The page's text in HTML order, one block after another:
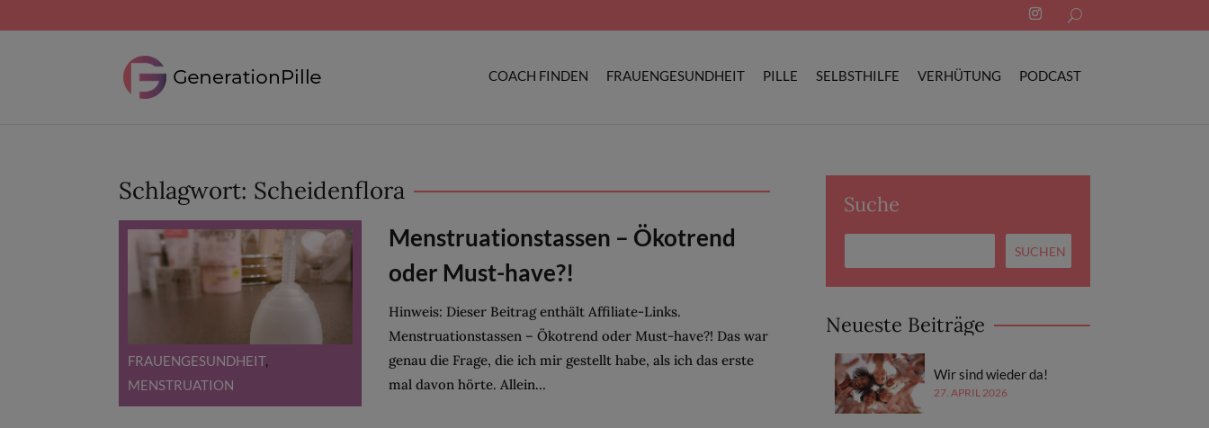
for:
COACH FINDEN FRAUENGESUNDHEIT PILLE SELBSTHILFE VERHÜTUNG PODCAST
Schlagwort: Scheidenflora
FRAUENGESUNDHEIT,
MENSTRUATION
Menstruationstassen – Ökotrend
oder Must-have?!
Hinweis: Dieser Beitrag enthält Affiliate-Links.
Menstruationstassen – Ökotrend oder Must-have?! Das war
genau die Frage, die ich mir gestellt habe, als ich das erste
mal davon hörte. Allein...
Suche
Neueste Beiträge
Wir sind wieder da!
27. APRIL 2026